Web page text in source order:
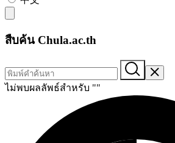
สืบค้น Chula.ac.th
ไม่พบผลลัพธ์สำหรับ ""